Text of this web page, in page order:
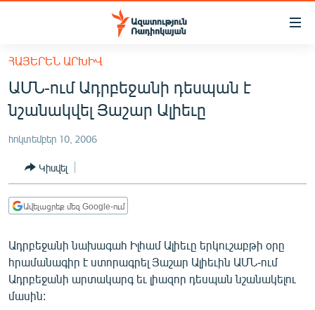
Մատչելիության
հիմնական
բովանդակությանը
Անցնել
հիմնական
մենյուին
ՔԱՂԱՔԱԿԱՆ
ԸՆՏՐՈՒԹՅՈՒՆՆԵՐ 2026
ԻՐԱՎՈՒՆՔ
ՀԱՍԱՐԱԿՈՒԹՅՈՒՆ
ՂԱՐԱԲԱՂ
ՊԱՏԵՐԱԶՄԻ 6 ՇԱԲԱԹՆԵՐԸ
ՏԱՐԱԾԱՇՐՋԱՆ
ՀԱՅԵՐԵՆ ԱՐԽԻՎ
ԱՄՆ-ում Ադրբեջանի դեսպան է
նշանակվել Յաշար Ալիեւը
հոկտեմբեր 10, 2006
Կիսվել
Ավելացրեք մեզ Google-ում
Ադրբեջանի նախագահ Իլհամ Ալիեւը երկուշաբթի օրը
հրամանագիր է ստորագրել Յաշար Ալիեւին ԱՄՆ-ում
Ադրբեջանի արտակարգ եւ լիազոր դեսպան նշանակելու
մասին: